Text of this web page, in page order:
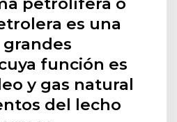
es una
función es
y gas natural
del lecho